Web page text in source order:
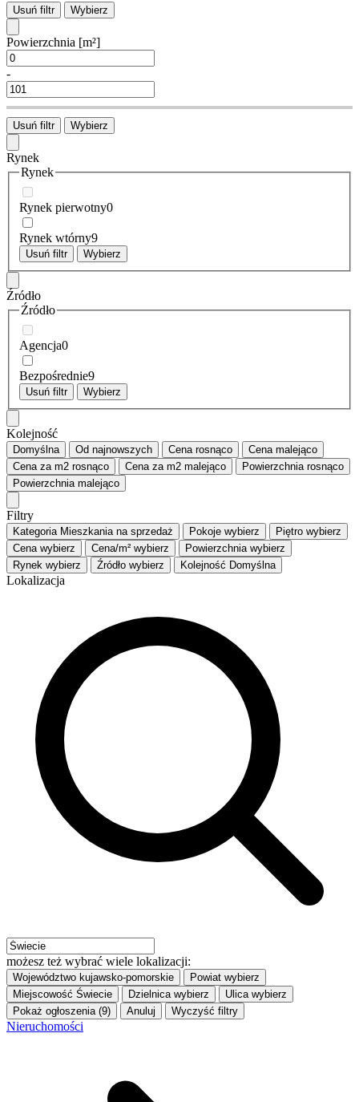
Usuń filtr Wybierz
Powierzchnia [m²]
-
Usuń filtr Wybierz
Rynek
Rynek
Rynek pierwotny0
Rynek wtórny9
Usuń filtr Wybierz
Źródło
Źródło
Agencja0
Bezpośrednie9
Usuń filtr Wybierz
Kolejność
Domyślna Od najnowszych Cena rosnąco Cena malejąco
Cena za m2 rosnąco Cena za m2 malejąco Powierzchnia rosnąco
Powierzchnia malejąco
Filtry
Kategoria Mieszkania na sprzedaż Pokoje wybierz Piętro wybierz
Cena wybierz Cena/m² wybierz Powierzchnia wybierz
Rynek wybierz Źródło wybierz Kolejność Domyślna
Lokalizacja
możesz też wybrać wiele lokalizacji:
Województwo kujawsko-pomorskie Powiat wybierz
Miejscowość Świecie Dzielnica wybierz Ulica wybierz
Pokaż ogłoszenia (9)
Anuluj Wyczyść filtry
Nieruchomości